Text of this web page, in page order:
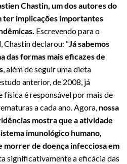
Chastin, um dos autores do
ter implicações importantes
Escrevendo para o
Chastin declarou: “Já sabemos
das formas mais eficazes de
, além de seguir uma dieta
anterior, de 2008, já
é responsável por mais de
a cada ano. Agora, nossa
mostra que a atividade
imunológico humano,
morrer de doença infecciosa em
significativamente a eficácia das